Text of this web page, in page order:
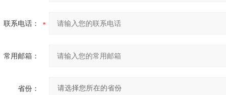
联系电话：
常用邮箱：
省份：